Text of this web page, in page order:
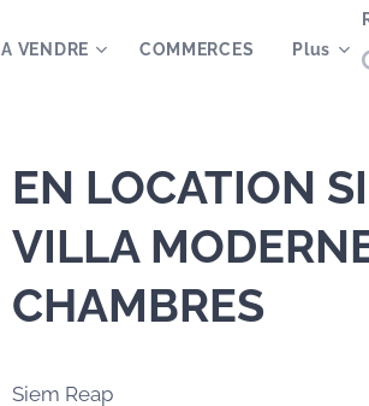
A VENDRE COMMERCES Plus
EN LOCATION
VILLA
CHAMBRES
Siem Reap